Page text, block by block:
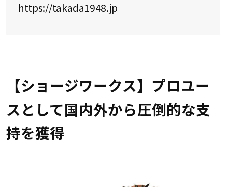
https://takada1948.jp
【ショージワークス】プロユー
スとして国内外から圧倒的な支
持を獲得